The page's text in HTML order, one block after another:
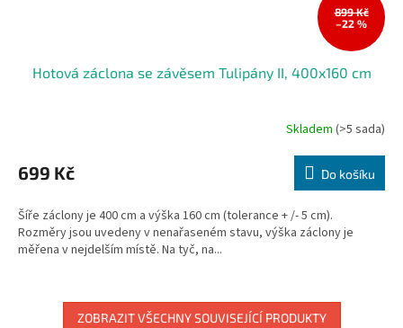
899 Kč
–22 %
Hotová záclona se závěsem Tulipány II, 400x160 cm
Skladem (>5 sada)
699 Kč Do košíku
Šíře záclony je 400 cm a výška 160 cm (tolerance + /- 5 cm).
Rozměry jsou uvedeny v nenařaseném stavu, výška záclony je
měřena v nejdelším místě. Na tyč, na...
ZOBRAZIT VŠECHNY SOUVISEJÍCÍ PRODUKTY